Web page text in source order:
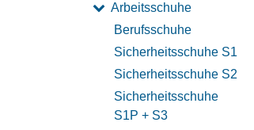
Arbeitsschuhe
Berufsschuhe
Sicherheitsschuhe S1
Sicherheitsschuhe S2
Sicherheitsschuhe
S1P + S3